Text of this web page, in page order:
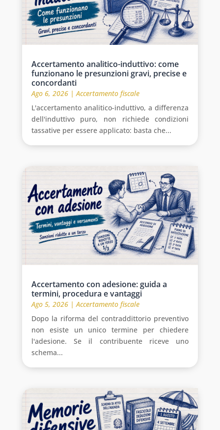
Accertamento analitico-induttivo: come
funzionano le presunzioni gravi, precise e
concordanti
Ago 6, 2026|Accertamento fiscale
L'accertamento analitico-induttivo, a differenza
dell'induttivo puro, non richiede condizioni
tassative per essere applicato: basta che...
Accertamento con adesione: guida a
termini, procedura e vantaggi
Ago 5, 2026|Accertamento fiscale
Dopo la riforma del contraddittorio preventivo
non esiste un unico termine per chiedere
l'adesione. Se il contribuente riceve uno
schema...